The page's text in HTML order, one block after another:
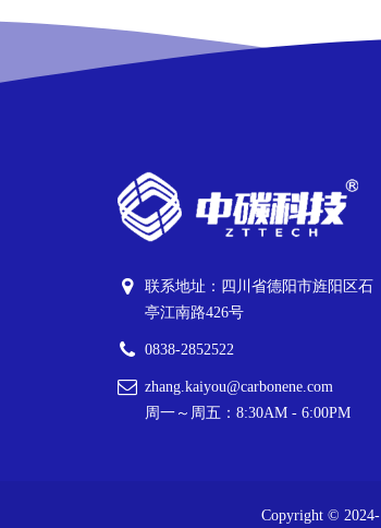
联系地址：四川省德阳市旌阳区石
亭江南路426号
0838-2852522
zhang.kaiyou@carbonene.com
周一～周五：8:30AM - 6:00PM
Copyright © 2024-